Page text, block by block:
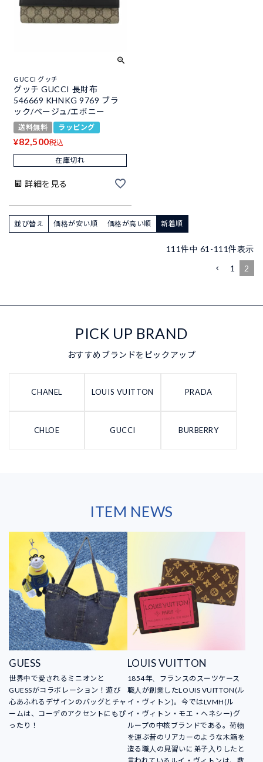
GUCCI グッチ
グッチ GUCCI 長財布
546669 KHNKG 9769 ブラ
ック/ベージュ/エボニー
送料無料 ラッピング
¥82,500税込
在庫切れ
詳細を見る
並び替え 価格が安い順 価格が高い順 新着順
111件中 61 -111件表示
1
2
PICK UP BRAND
おすすめブランドをピックアップ
CHANEL LOUIS VUITTON PRADA
CHLOE GUCCI BURBERRY
ITEM NEWS
GUESS
世界中で愛されるミニオンと
GUESSがコラボレーション！遊び
心あふれるデザインのバッグとチャ
ームは、コーデのアクセントにもぴ
ったり！
LOUIS VUITTON
1854年、フランスのスーツケース
職人が創業したLOUIS VUITTON(ル
イ・ヴィトン)。今ではLVMH(ル
イ・ヴィトン・モエ・ヘネシー)グ
ループの中核ブランドである。荷物
を運ぶ昔のリアカーのような木箱を
造る職人の見習いに弟子入りしたと